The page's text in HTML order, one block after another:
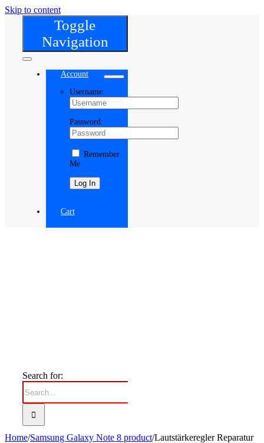
Skip to content
Toggle
Navigation
Account
Username:
Password:
Remember
Me
Cart
Search for:
Home/Samsung Galaxy Note 8 product/Lautstärkeregler Reparatur